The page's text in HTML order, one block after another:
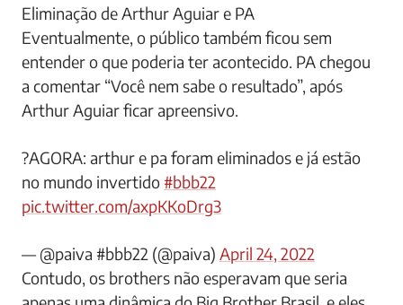
Eliminação de Arthur Aguiar e PA
Eventualmente, o público também ficou sem
entender o que poderia ter acontecido. PA chegou
a comentar “Você nem sabe o resultado”, após
Arthur Aguiar ficar apreensivo.
?AGORA: arthur e pa foram eliminados e já estão
no mundo invertido #bbb22
pic.twitter.com/axpKKoDrg3
— @paiva #bbb22 (@paiva) April 24, 2022
Contudo, os brothers não esperavam que seria